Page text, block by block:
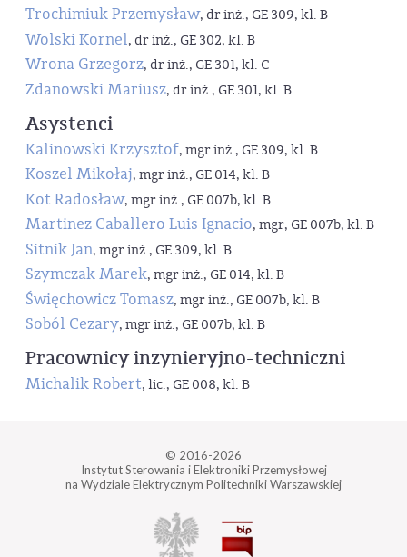
Trochimiuk Przemysław, dr inż., GE 309, kl. B
Wolski Kornel, dr inż., GE 302, kl. B
Wrona Grzegorz, dr inż., GE 301, kl. C
Zdanowski Mariusz, dr inż., GE 301, kl. B
Asystenci
Kalinowski Krzysztof, mgr inż., GE 309, kl. B
Koszel Mikołaj, mgr inż., GE 014, kl. B
Kot Radosław, mgr inż., GE 007b, kl. B
Martinez Caballero Luis Ignacio, mgr, GE 007b, kl. B
Sitnik Jan, mgr inż., GE 309, kl. B
Szymczak Marek, mgr inż., GE 014, kl. B
Święchowicz Tomasz, mgr inż., GE 007b, kl. B
Soból Cezary, mgr inż., GE 007b, kl. B
Pracownicy inzynieryjno-techniczni
Michalik Robert, lic., GE 008, kl. B
© 2016-2026
Instytut Sterowania i Elektroniki Przemysłowej
na Wydziale Elektrycznym Politechniki Warszawskiej